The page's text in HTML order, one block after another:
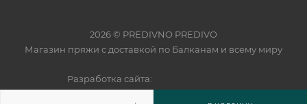
2026 © PREDIVNO PREDIVO
Магазин пряжи с доставкой по Балканам и всему миру
Разработка сайта: